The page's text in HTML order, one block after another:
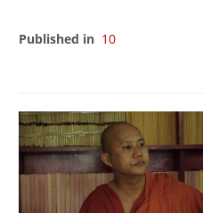
Published in 10